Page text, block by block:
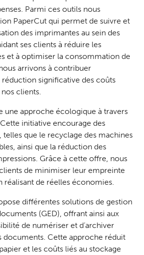
Parmi ces outils nous
PaperCut qui permet de suivre et
des imprimantes au sein des
ses clients à réduire les
et à optimiser la consommation de
arrivons à contribuer
significative des coûts
clients.
une approche écologique à travers
. Cette initiative encourage des
telles que le recyclage des machines
ainsi que la réduction des
Grâce à cette offre, nous
de minimiser leur empreinte
de réelles économies.
différentes solutions de gestion
(GED), offrant ainsi aux
de numériser et d’archiver
documents. Cette approche réduit
et les coûts liés au stockage